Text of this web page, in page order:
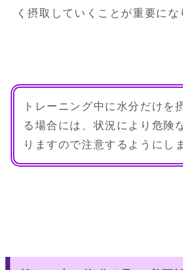
く摂取していくことが重要にな
トレーニング中に水分だけを
る場合には、状況により危険
りますので注意するようにし